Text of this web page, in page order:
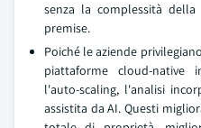
senza la complessità
premise.
Poiché le aziende
piattaforme cloud-native
l'auto-scaling, l'analisi
assistita da AI. Questi